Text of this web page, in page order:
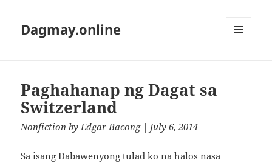
Dagmay.online
Paghahanap ng Dagat sa
Switzerland
Nonfiction byEdgar Bacong| July 6, 2014
Sa isang Dabawenyong tulad ko na halos nasa